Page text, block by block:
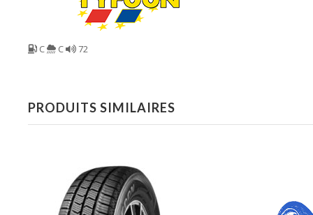
C C 72
PRODUITS SIMILAIRES